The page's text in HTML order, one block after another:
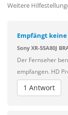
Weitere
Empfängt
Sony XR-55A80J
Der Fernseher
empfangen. HD
1 Antwort